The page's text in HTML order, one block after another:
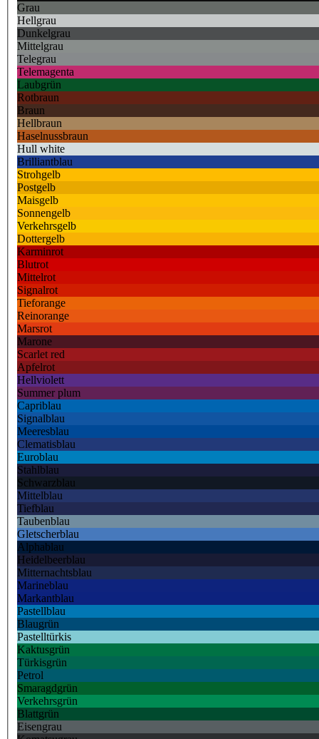
Grau
Hellgrau
Dunkelgrau
Mittelgrau
Telegrau
Telemagenta
Laubgrün
Rotbraun
Braun
Hellbraun
Haselnussbraun
Hull white
Brilliantblau
Strohgelb
Postgelb
Maisgelb
Sonnengelb
Verkehrsgelb
Dottergelb
Karminrot
Blutrot
Mittelrot
Signalrot
Tieforange
Reinorange
Marsrot
Marone
Scarlet red
Apfelrot
Hellviolett
Summer plum
Capriblau
Signalblau
Meeresblau
Clematisblau
Euroblau
Stahlblau
Schwarzblau
Mittelblau
Tiefblau
Taubenblau
Gletscherblau
Alphablau
Heidelbeerblau
Mitternachtsblau
Marineblau
Markantblau
Pastellblau
Blaugrün
Pastelltürkis
Kaktusgrün
Türkisgrün
Petrol
Smaragdgrün
Verkehrsgrün
Blattgrün
Eisengrau